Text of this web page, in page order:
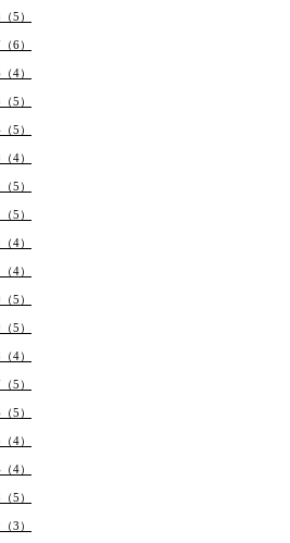
5）
6）
4）
5）
5）
4）
5）
5）
4）
4）
5）
5）
4）
5）
5）
4）
4）
5）
3）